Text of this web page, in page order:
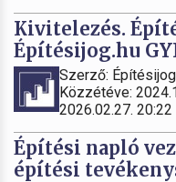
Kivitelezés.
Építésijog.hu
Szerző:
Közzétéve:
2026.02.27. 20:22
Építési napló
építési